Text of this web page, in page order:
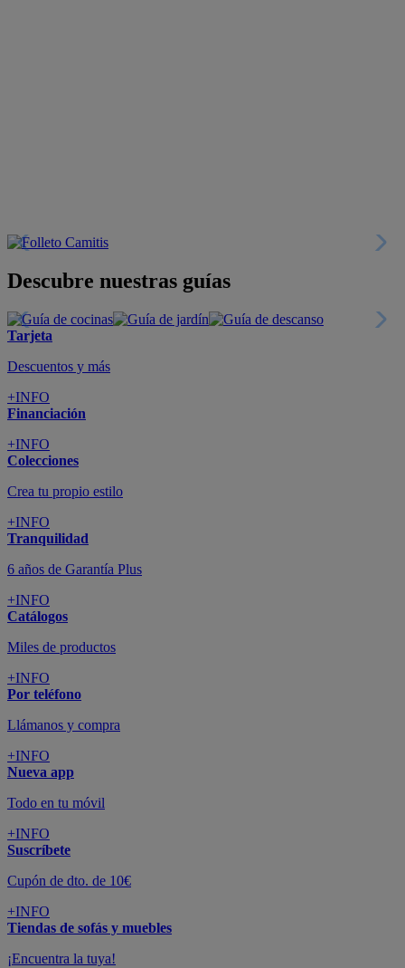
Descubre nuestras guías
Tarjeta
Descuentos y más
+INFO
Financiación
+INFO
Colecciones
Crea tu propio estilo
+INFO
Tranquilidad
6 años de Garantía Plus
+INFO
Catálogos
Miles de productos
+INFO
Por teléfono
Llámanos y compra
+INFO
Nueva app
Todo en tu móvil
+INFO
Suscríbete
Cupón de dto. de 10€
+INFO
Tiendas de sofás y muebles
¡Encuentra la tuya!